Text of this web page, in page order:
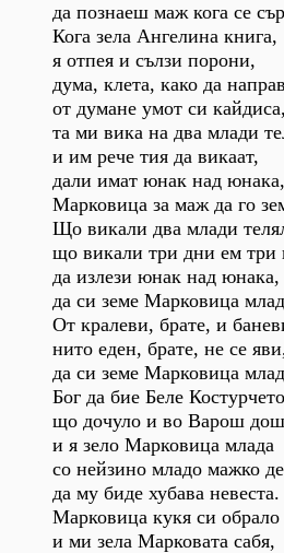
да познаеш маж кога се
Кога зела Ангелина книга,
я отпея и сълзи порони,
дума, клета, како да
от думане умот си
та ми вика на два млади
и им рече тия да викаат,
дали имат юнак над юнака,
Марковица за маж да го
Що викали два млади
що викали три дни ем три
да излези юнак над юнака,
да си земе Марковица
От кралеви, брате, и
нито еден, брате, не се
да си земе Марковица
Бог да бие Беле
що дочуло и во Варош
и я зело Марковица млада
со нейзино младо мажко
да му биде хубава невеста.
Марковица кукя си обрало
и ми зела Марковата сабя,